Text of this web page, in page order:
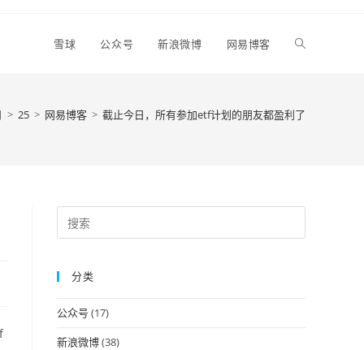
雪球 公众号 新浪微博 网易博客 Toggle
> 25 > 网易博客 > 截止今日，所有参加etf计划的朋友都盈利了
Escape
分类
公众号 (17)
新浪微博(38)